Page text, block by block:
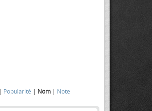
| Popularité | Nom| Note